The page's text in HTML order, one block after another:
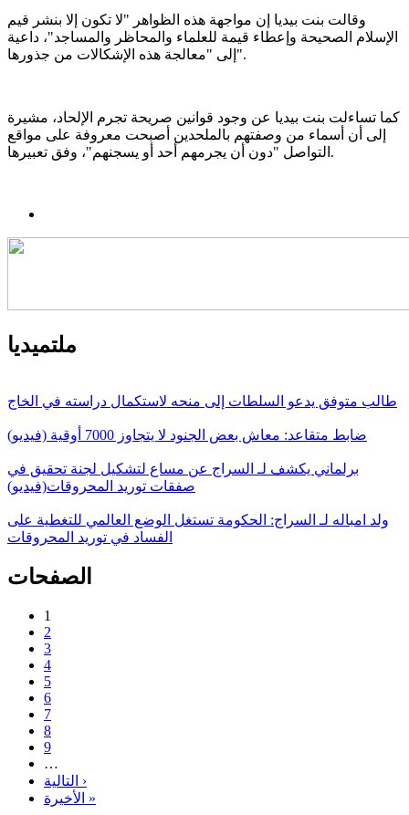
وقالت بنت بيديا إن مواجهة هذه الظواهر "لا تكون إلا بنشر قيم
الإسلام الصحيحة وإعطاء قيمة للعلماء والمحاظر والمساجد"، داعية
إلى "معالجة هذه الإشكالات من جذورها".
كما تساءلت بنت بيديا عن وجود قوانين صريحة تجرم الإلحاد، مشيرة
إلى أن أسماء من وصفتهم بالملحدين أصبحت معروفة على مواقع
التواصل "دون أن يجرمهم أحد أو يسجنهم"، وفق تعبيرها.
ملتميديا
طالب متوفق يدعو السلطات إلى منحه لاستكمال دراسته في الخاج
ضابط متقاعد: معاش بعض الجنود لا يتجاوز 7000 أوقية (فيديو)
برلماني يكشف لـ السراج عن مساع لتشكيل لجنة تحقيق في
صفقات توريد المحروقات(فيديو)
ولد امباله لـ السراج: الحكومة تستغل الوضع العالمي للتغطية على
الفساد في توريد المحروقات
الصفحات
1
2
3
4
5
6
7
8
9
…
التالية ›
الأخيرة »